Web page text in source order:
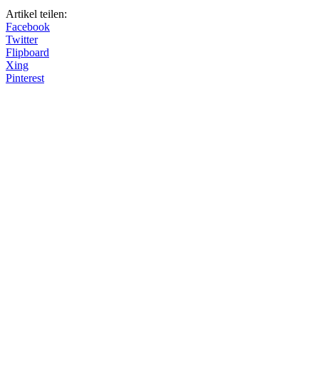
Artikel teilen:
Facebook
Twitter
Flipboard
Xing
Pinterest